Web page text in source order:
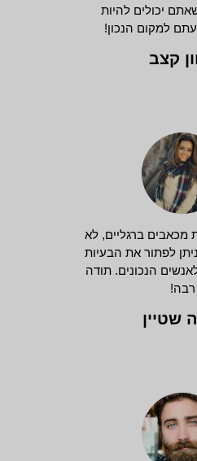
יכולים להיות
למקום הנכון!
קצב
מכאבים ברגליים, לא
לפתור את הבעיות
הנכונים. תודה
רבה!
שטיין